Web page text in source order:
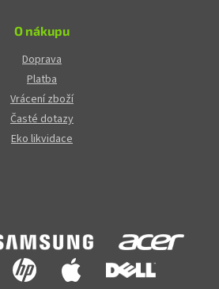
O nákupu
Doprava
Platba
Vrácení zboží
Časté dotazy
Eko likvidace